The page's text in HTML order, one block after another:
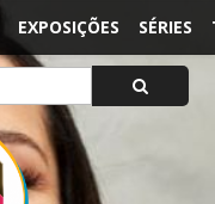
EXPOSIÇÕES SÉRIES